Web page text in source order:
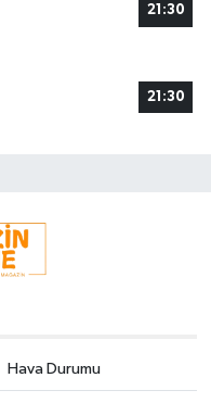
21:30
21:30
Hava Durumu